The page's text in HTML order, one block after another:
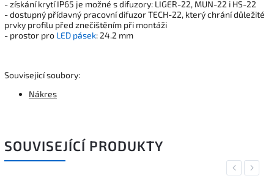
- získání krytí IP65 je možné s difuzory: LIGER-22, MUN-22 i HS-22
- dostupný přídavný pracovní difuzor TECH-22, který chrání důležité
prvky profilu před znečištěním při montáži
- prostor pro LED pásek: 24.2 mm
Souvisejicí soubory:
Nákres
SOUVISEJÍCÍ PRODUKTY
Previous
Next